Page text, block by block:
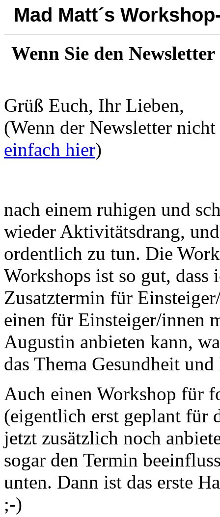
Mad Matt´s
Wenn Sie den
Grüß
(Wenn der Newsletter
einfach hier)
nach einem ruhigen und
wieder Aktivitätsdrang,
ordentlich zu tun. Die
Workshops ist so gut, dass
Zusatztermin für
einen für Einsteiger/innen
Augustin anbieten kann,
das Thema Gesundheit
Auch einen Workshop für
(eigentlich erst geplant für
jetzt zusätzlich noch
sogar den Termin
unten. Dann ist das erste
;-)